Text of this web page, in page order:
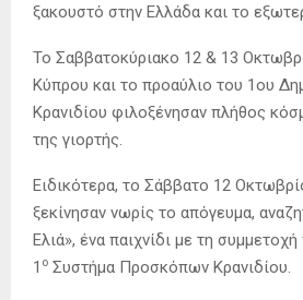
ξακουστό στην Ελλάδα και το
Το Σαββατοκύριακο 12 & 13
Κύπρου και το προαύλιο του 1ου
Κρανιδίου φιλοξένησαν πλήθος
της γιορτής.
Ειδικότερα, το Σάββατο 12
ξεκίνησαν νωρίς το απόγευμα,
Ελιά», ένα παιχνίδι με τη
1 ο Συστήμα Προσκόπων Κρανιδίου.